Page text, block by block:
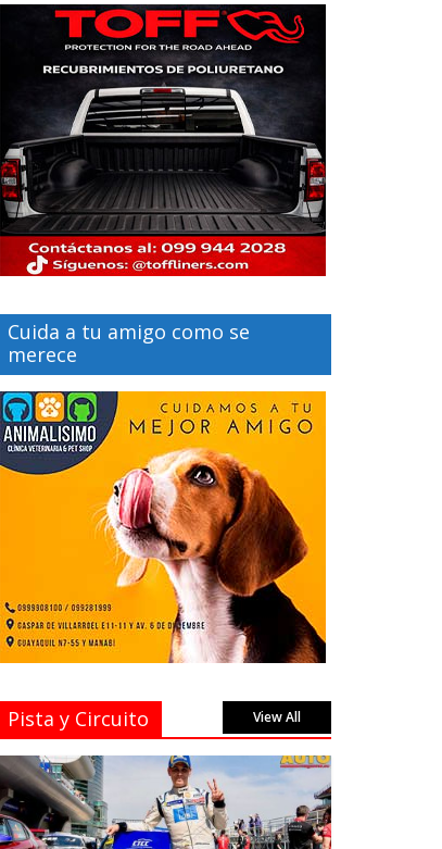
Cuida a tu amigo como se
merece
Pista y Circuito View All